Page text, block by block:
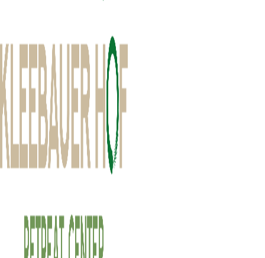
T:
+43 676 369 0622
M:
reception@kleebauerhof.com
Rechtliche Grundlagen
Rechtsform: GmbH
Geschäftsführung: Sonja Miko
Firmenbuchnummer: FN538750F
Firmenbuchgericht: LG Linz
UID Nummer: ATU 75788248
Bankverbindung